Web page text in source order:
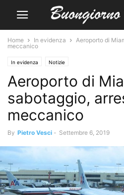
Home In evidenza
Aeroporto di
meccanico
In evidenza Notizie
Aeroporto di
sabotaggio,
meccanico
By Pietro Vesci - Settembre 6, 2019